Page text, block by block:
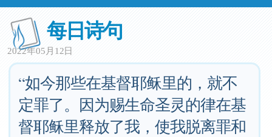
每日诗句
2022年05月12日
“如今那些在基督耶稣里的，就不
定罪了。因为赐生命圣灵的律在基
督耶稣里释放了我，使我脱离罪和